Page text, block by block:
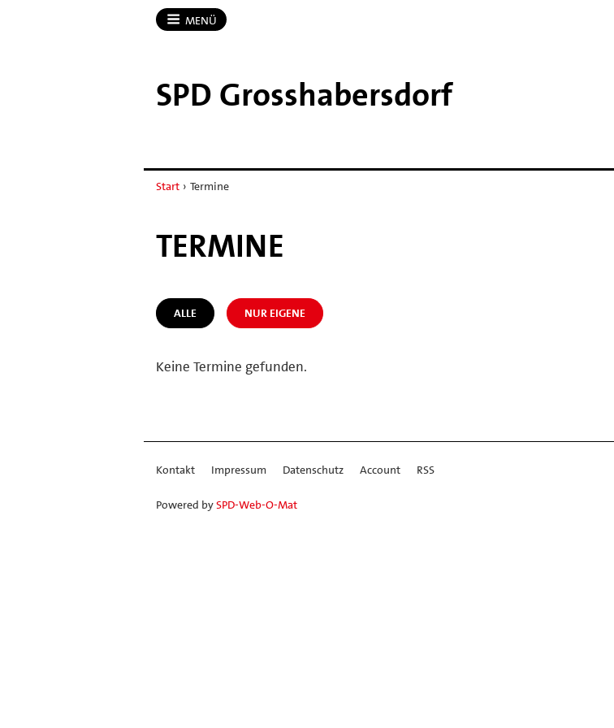
MENÜ
SPD Grosshabersdorf
Start › Termine
TERMINE
ALLE NUR EIGENE
Keine Termine gefunden.
Kontakt Impressum Datenschutz Account RSS
Powered bySPD-Web-O-Mat